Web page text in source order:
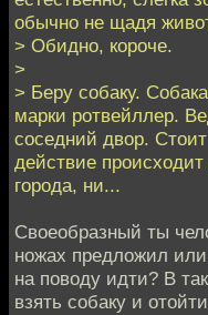
обычно не щадя
> Обидно, короче.
>
> Беру собаку.
марки ротвейллер.
соседний двор.
действие
города, ни...
Своеобразный ты
ножах предложил
на поводу идти? В
взять собаку и